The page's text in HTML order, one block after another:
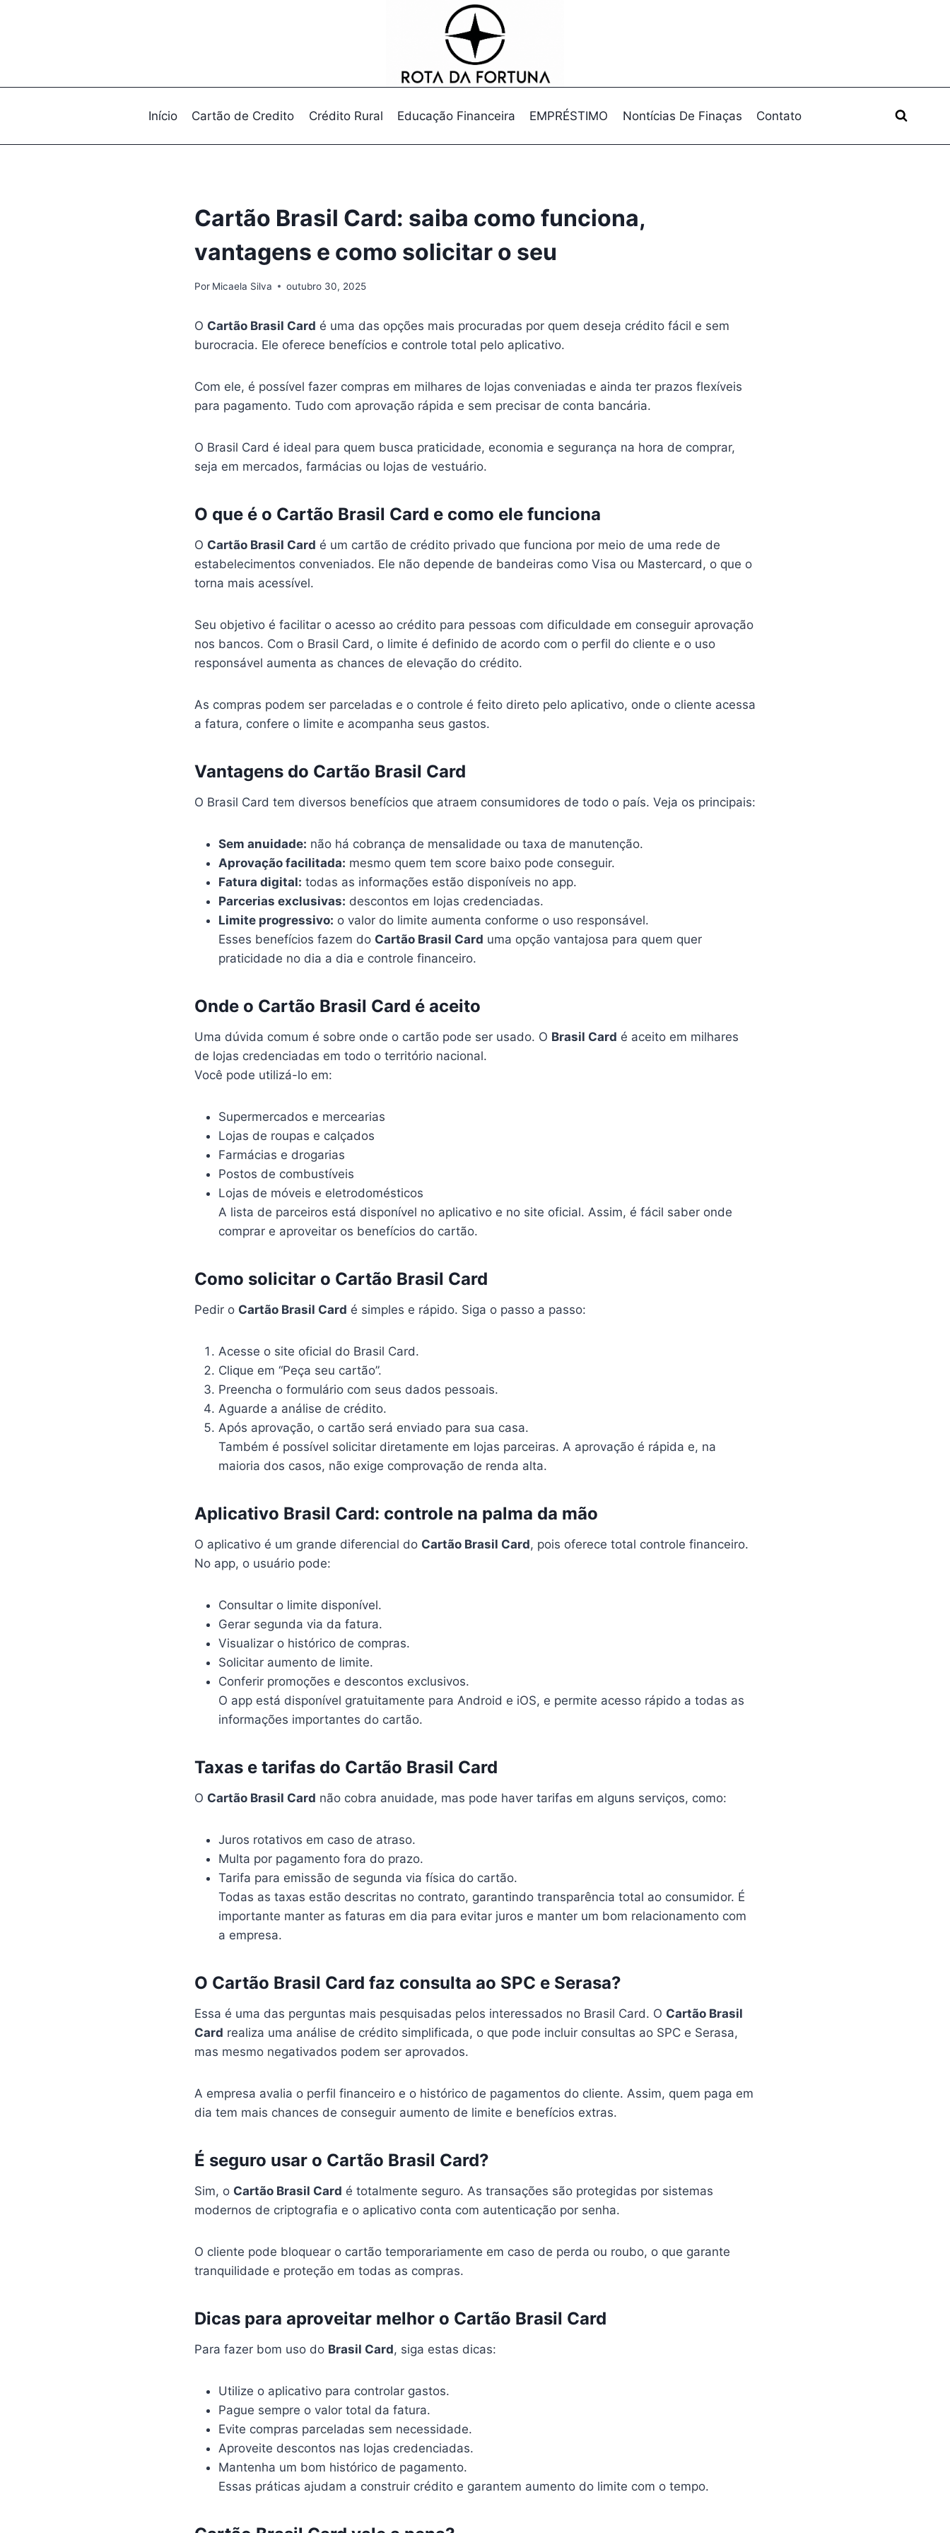
Início Cartão de Credito Crédito Rural Educação Financeira EMPRÉSTIMO Nontícias De Finaças Contato
Cartão Brasil Card: saiba como funciona,
vantagens e como solicitar o seu
Por Micaela Silva outubro 30, 2025
O Cartão Brasil Card é uma das opções mais procuradas por quem deseja crédito fácil e sem
burocracia. Ele oferece benefícios e controle total pelo aplicativo.
Com ele, é possível fazer compras em milhares de lojas conveniadas e ainda ter prazos flexíveis
para pagamento. Tudo com aprovação rápida e sem precisar de conta bancária.
O Brasil Card é ideal para quem busca praticidade, economia e segurança na hora de comprar,
seja em mercados, farmácias ou lojas de vestuário.
O que é o Cartão Brasil Card e como ele funciona
O Cartão Brasil Card é um cartão de crédito privado que funciona por meio de uma rede de
estabelecimentos conveniados. Ele não depende de bandeiras como Visa ou Mastercard, o que o
torna mais acessível.
Seu objetivo é facilitar o acesso ao crédito para pessoas com dificuldade em conseguir aprovação
nos bancos. Com o Brasil Card, o limite é definido de acordo com o perfil do cliente e o uso
responsável aumenta as chances de elevação do crédito.
As compras podem ser parceladas e o controle é feito direto pelo aplicativo, onde o cliente acessa
a fatura, confere o limite e acompanha seus gastos.
Vantagens do Cartão Brasil Card
O Brasil Card tem diversos benefícios que atraem consumidores de todo o país. Veja os principais:
Sem anuidade: não há cobrança de mensalidade ou taxa de manutenção.
Aprovação facilitada: mesmo quem tem score baixo pode conseguir.
Fatura digital: todas as informações estão disponíveis no app.
Parcerias exclusivas: descontos em lojas credenciadas.
Limite progressivo: o valor do limite aumenta conforme o uso responsável.
Esses benefícios fazem do Cartão Brasil Card uma opção vantajosa para quem quer
praticidade no dia a dia e controle financeiro.
Onde o Cartão Brasil Card é aceito
Uma dúvida comum é sobre onde o cartão pode ser usado. O Brasil Card é aceito em milhares
de lojas credenciadas em todo o território nacional.
Você pode utilizá-lo em:
Supermercados e mercearias
Lojas de roupas e calçados
Farmácias e drogarias
Postos de combustíveis
Lojas de móveis e eletrodomésticos
A lista de parceiros está disponível no aplicativo e no site oficial. Assim, é fácil saber onde
comprar e aproveitar os benefícios do cartão.
Como solicitar o Cartão Brasil Card
Pedir o Cartão Brasil Card é simples e rápido. Siga o passo a passo:
Acesse o site oficial do Brasil Card.
Clique em “Peça seu cartão”.
Preencha o formulário com seus dados pessoais.
Aguarde a análise de crédito.
Após aprovação, o cartão será enviado para sua casa.
Também é possível solicitar diretamente em lojas parceiras. A aprovação é rápida e, na
maioria dos casos, não exige comprovação de renda alta.
Aplicativo Brasil Card: controle na palma da mão
O aplicativo é um grande diferencial do Cartão Brasil Card, pois oferece total controle financeiro.
No app, o usuário pode:
Consultar o limite disponível.
Gerar segunda via da fatura.
Visualizar o histórico de compras.
Solicitar aumento de limite.
Conferir promoções e descontos exclusivos.
O app está disponível gratuitamente para Android e iOS, e permite acesso rápido a todas as
informações importantes do cartão.
Taxas e tarifas do Cartão Brasil Card
O Cartão Brasil Card não cobra anuidade, mas pode haver tarifas em alguns serviços, como:
Juros rotativos em caso de atraso.
Multa por pagamento fora do prazo.
Tarifa para emissão de segunda via física do cartão.
Todas as taxas estão descritas no contrato, garantindo transparência total ao consumidor. É
importante manter as faturas em dia para evitar juros e manter um bom relacionamento com
a empresa.
O Cartão Brasil Card faz consulta ao SPC e Serasa?
Essa é uma das perguntas mais pesquisadas pelos interessados no Brasil Card. O Cartão Brasil
Card realiza uma análise de crédito simplificada, o que pode incluir consultas ao SPC e Serasa,
mas mesmo negativados podem ser aprovados.
A empresa avalia o perfil financeiro e o histórico de pagamentos do cliente. Assim, quem paga em
dia tem mais chances de conseguir aumento de limite e benefícios extras.
É seguro usar o Cartão Brasil Card?
Sim, o Cartão Brasil Card é totalmente seguro. As transações são protegidas por sistemas
modernos de criptografia e o aplicativo conta com autenticação por senha.
O cliente pode bloquear o cartão temporariamente em caso de perda ou roubo, o que garante
tranquilidade e proteção em todas as compras.
Dicas para aproveitar melhor o Cartão Brasil Card
Para fazer bom uso do Brasil Card, siga estas dicas:
Utilize o aplicativo para controlar gastos.
Pague sempre o valor total da fatura.
Evite compras parceladas sem necessidade.
Aproveite descontos nas lojas credenciadas.
Mantenha um bom histórico de pagamento.
Essas práticas ajudam a construir crédito e garantem aumento do limite com o tempo.